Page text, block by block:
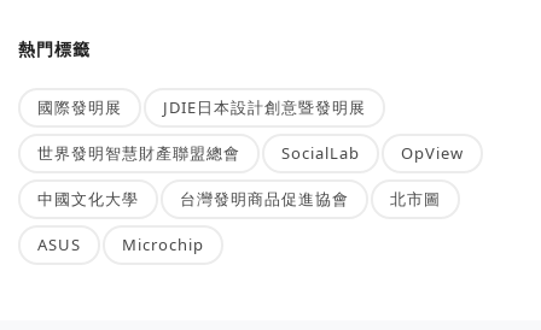
熱門標籤
國際發明展 JDIE日本設計創意暨發明展
世界發明智慧財產聯盟總會 SocialLab OpView
中國文化大學 台灣發明商品促進協會 北市圖
ASUS Microchip